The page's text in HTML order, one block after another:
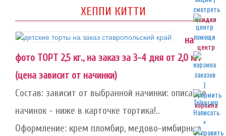
скидки
центр
корзина
ХЕППИ КИТТИ
на
фото ТОРТ 2,5 кг., на заказ за 3-4 дня от 2,0 кг.
(цена зависит от начинки)
Состав: зависит от выбранной начинки: описание
начинок - ниже в карточке тортика!..
Оформление: крем пломбир, медово-имбирные